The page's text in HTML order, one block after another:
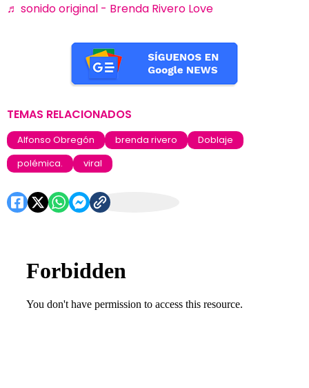
♬ sonido original - Brenda Rivero Love
TEMAS RELACIONADOS
Alfonso Obregón brenda rivero
Doblaje
polémica.
viral